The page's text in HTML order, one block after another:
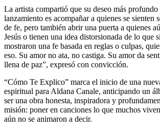
La artista compartió que su deseo más profundo
lanzamiento es acompañar a quienes se sienten
de fe, pero también abrir una puerta a quienes
Jesús o tienen una idea distorsionada de lo que
mostraron una fe basada en reglas o culpas,
eso. Su amor no ata, no castiga. Su amor da
llena de paz”, expresó con convicción.
“Cómo Te Explico” marca el inicio de una
espiritual para Aldana Canale, anticipando un
ser una obra honesta, inspiradora y
misión: poner en canciones lo que muchos
aún no se animaron a decir.